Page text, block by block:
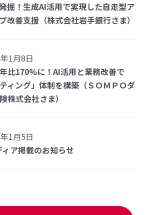
掘！生成AI活用で実現した自走型ア
改善支援（株式会社岩手銀行さま）
1月8日
比170%に！AI活用と業務改善で
ィング」体制を構築（ＳＯＭＰＯダ
株式会社さま）
1月5日
ア掲載のお知らせ